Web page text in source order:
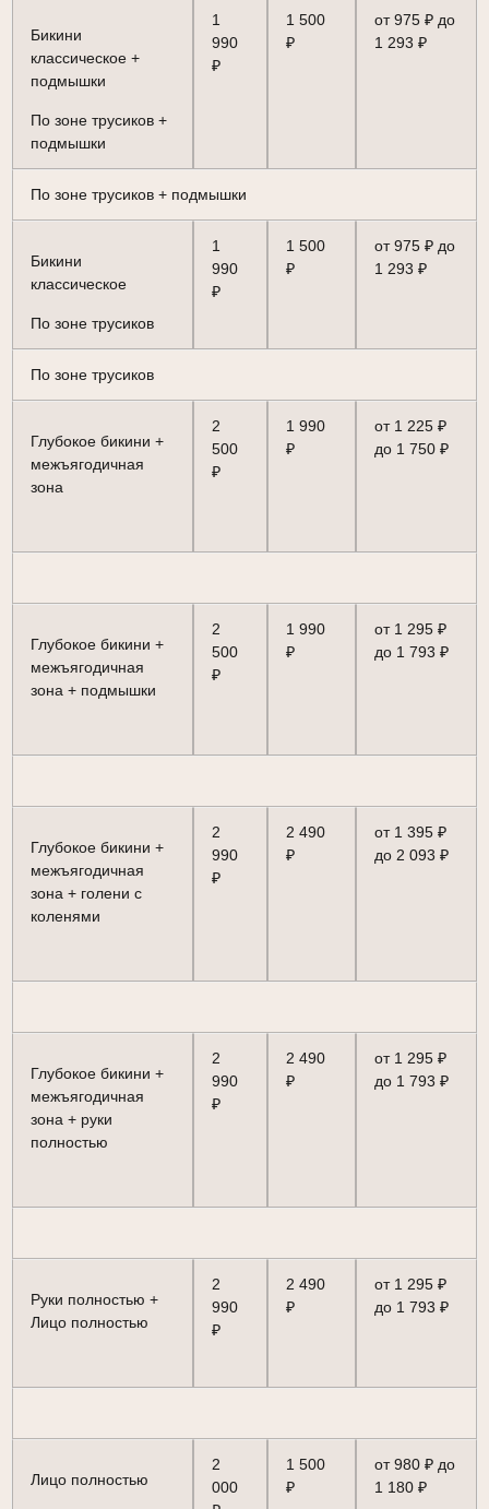
Бикини
классическое +
подмышки
По зоне трусиков +
подмышки
1
990
₽
1 500
₽
от 975 ₽ до
1 293 ₽
По зоне трусиков + подмышки
Бикини
классическое
По зоне трусиков
1
990
₽
1 500
₽
от 975 ₽ до
1 293 ₽
По зоне трусиков
Глубокое бикини +
межъягодичная
зона
2
500
₽
1 990
₽
от 1 225 ₽
до 1 750 ₽
Глубокое бикини +
межъягодичная
зона + подмышки
2
500
₽
1 990
₽
от 1 295 ₽
до 1 793 ₽
Глубокое бикини +
межъягодичная
зона + голени с
коленями
2
990
₽
2 490
₽
от 1 395 ₽
до 2 093 ₽
Глубокое бикини +
межъягодичная
зона + руки
полностью
2
990
₽
2 490
₽
от 1 295 ₽
до 1 793 ₽
Руки полностью +
Лицо полностью
2
990
₽
2 490
₽
от 1 295 ₽
до 1 793 ₽
Лицо полностью
2
000
1 500
₽
от 980 ₽ до
1 180 ₽